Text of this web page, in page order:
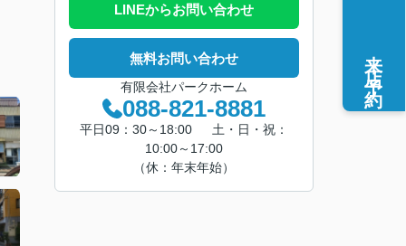
LINEからお問い合わせ
無料お問い合わせ
有限会社パークホーム
088-821-8881
平日09：30～18:00 土・日・祝：
10:00～17:00
（休：年末年始）
来店予約